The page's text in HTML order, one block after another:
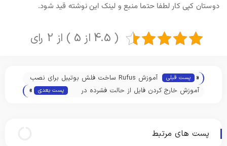
دوستان کپی کار لطفا حتما منبع و لینک این نوشته قید شود.
( 4.5 از 5 ) از 2 رای
« پست قبلی
آموزش Rufus ساخت فلش بوتیبل برای نصب
ویندوز 10 , 8 , 7 و 11
آموزش خارج کردن فایل از حالت فشرده در
پست بعدی »
پست های مرتبط